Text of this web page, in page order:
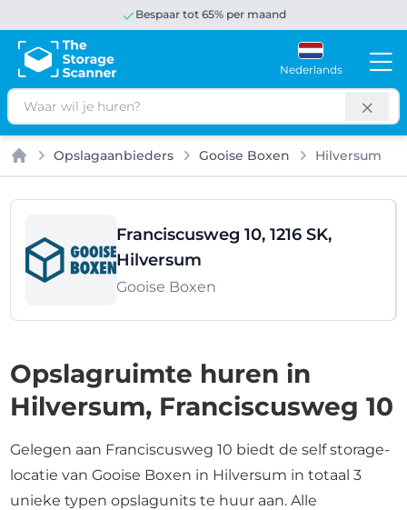
Bespaar tot 65% per maand
Nederlands
Zoeken
Home
Opslagaanbieders Gooise Boxen Hilversum
Franciscusweg 10, 1216 SK,
Hilversum
Gooise Boxen
Opslagruimte huren in
Hilversum, Franciscusweg 10
Gelegen aan Franciscusweg 10 biedt de self storage-
locatie van Gooise Boxen in Hilversum in totaal 3
unieke typen opslagunits te huur aan. Alle